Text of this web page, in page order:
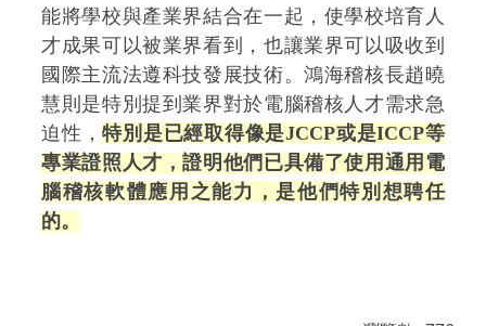
能將學校與產業界結合在一起，使學校培育人
才成果可以被業界看到，也讓業界可以吸收到
國際主流法遵科技發展技術。鴻海稽核長趙曉
慧則是特別提到業界對於電腦稽核人才需求急
迫性，特別是已經取得像是JCCP或是ICCP等
專業證照人才，證明他們已具備了使用通用電
腦稽核軟體應用之能力，是他們特別想聘任
的。